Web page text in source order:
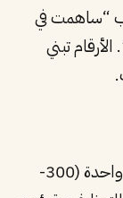
“ساهمت في
25% خلال 6 أشهر”. الأرقام تبني
الرسالة التعريفية المثالية لا تتجاوز صفحة واحدة (300-